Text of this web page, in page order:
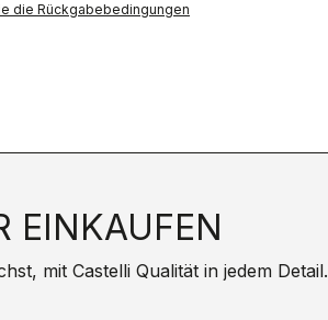
die Rückgabebedingungen
EINKAUFEN
mit Castelli Qualität in jedem Detail.